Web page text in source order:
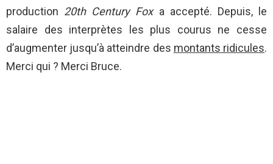
production 20th Century Foxa accepté. Depuis, le
salaire des interprètes les plus courus ne cesse
d’augmenter jusqu’à atteindre des montants ridicules.
Merci qui ? Merci Bruce.